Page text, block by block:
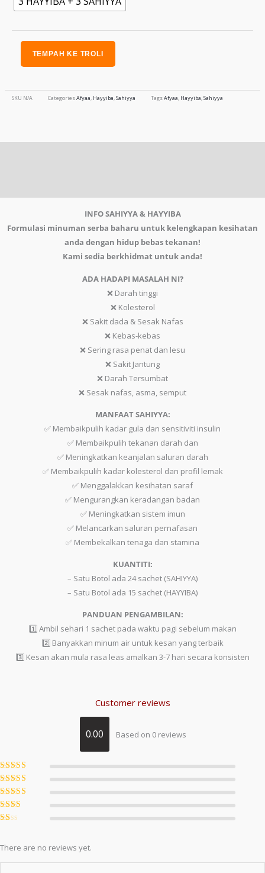
TEMPAH KE TROLI
SKU N/A CategoriesAfyaa, Hayyiba,Sahiyya TagsAfyaa, Hayyiba,Sahiyya
INFO SAHIYYA & HAYYIBA
Formulasi minuman serba baharu untuk kelengkapan kesihatan
anda dengan hidup bebas tekanan!
Kami sedia berkhidmat untuk anda!
ADA HADAPI MASALAH NI?
❌ Darah tinggi
❌ Kolesterol
❌ Sakit dada & Sesak Nafas
❌ Kebas-kebas
❌ Sering rasa penat dan lesu
❌ Sakit Jantung
❌ Darah Tersumbat
❌ Sesak nafas, asma, semput
MANFAAT SAHIYYA:
✅ Membaikpulih kadar gula dan sensitiviti insulin
✅ Membaikpulih tekanan darah dan
✅ Meningkatkan keanjalan saluran darah
✅ Membaikpulih kadar kolesterol dan profil lemak
✅ Menggalakkan kesihatan saraf
✅ Mengurangkan keradangan badan
✅ Meningkatkan sistem imun
✅ Melancarkan saluran pernafasan
✅ Membekalkan tenaga dan stamina
KUANTITI:
– Satu Botol ada 24 sachet (SAHIYYA)
– Satu Botol ada 15 sachet (HAYYIBA)
PANDUAN PENGAMBILAN:
1️⃣ Ambil sehari 1 sachet pada waktu pagi sebelum makan
2️⃣ Banyakkan minum air untuk kesan yang terbaik
3️⃣ Kesan akan mula rasa leas amalkan 3-7 hari secara konsisten
Customer reviews
0.00 Based on 0 reviews
Rated5
5
Rated4
of 5
Rated
out of 5
Rated
d
ou
There are no reviews yet.